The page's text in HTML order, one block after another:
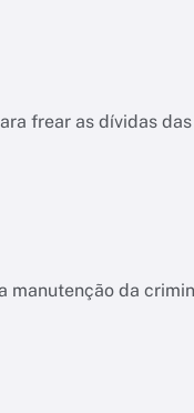
frear as dívidas
da